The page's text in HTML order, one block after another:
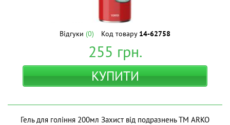
Відгуки (0) Код товару 14-62758
255 грн.
КУПИТИ
Гель для гоління 200мл Захист від подразнень ТМ ARKO